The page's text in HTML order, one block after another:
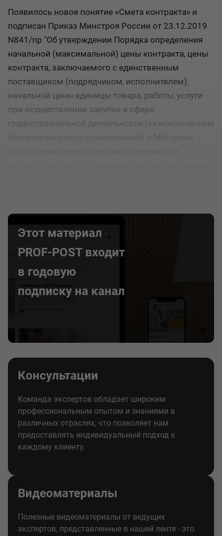
Появилось новое понятие «Смета контракта» и
подписан Приказ Минстроя России от 23.12.2019
N841/пр "Об утверждении Порядка определения
начальной (максимальной) цены контракта, цены
контракта, заключаемого с единственным
поставщиком (подрядчиком, исполнителем),
начальной цены единицы товара, работы, услуги
при осуществлении закупок в сфере
градостроительной деятельности (за исключением
Этот материал
PROF-POST входит
в годовую
подписку на канал
Консультации
Команда экспертов обладает широким
профессиональным опытом и знаниями в
различных отраслях, что позволяет нам
предоставлять индивидуальный подход к
каждому клиенту.
Видеоматериалы
Полезные видеоматериалы от ведущих
экспертов, представленные в нашей ленте - это